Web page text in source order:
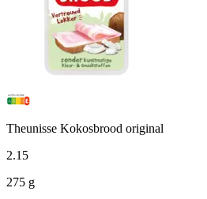
Theunisse Kokosbrood original
2.15
275 g